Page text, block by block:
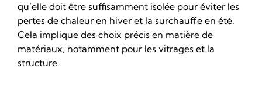
qu’elle doit être suffisamment isolée pour éviter les
pertes de chaleur en hiver et la surchauffe en été.
Cela implique des choix précis en matière de
matériaux, notamment pour les vitrages et la
structure.